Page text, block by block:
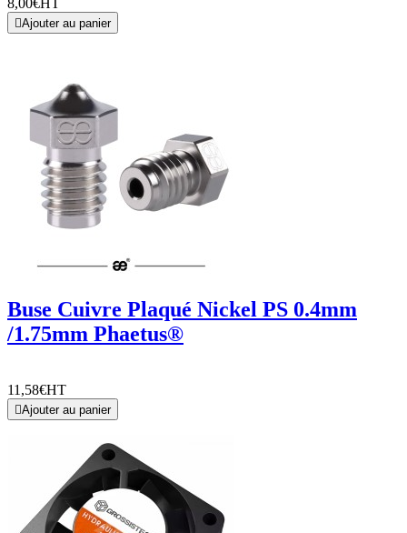
Ajouter au panier
Buse Cuivre Plaqué Nickel PS 0.4mm
/1.75mm Phaetus®
11,58€HT
Ajouter au panier